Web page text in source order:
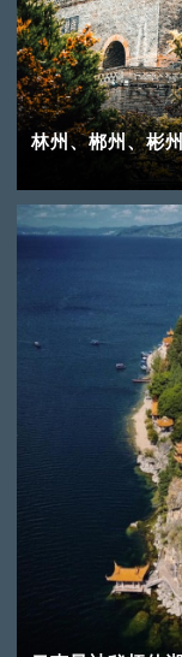
林州、郴州、彬